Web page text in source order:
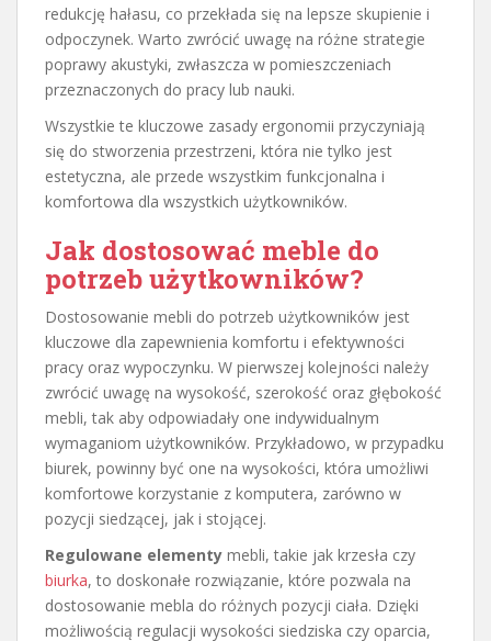
redukcję hałasu, co przekłada się na lepsze skupienie i
odpoczynek. Warto zwrócić uwagę na różne strategie
poprawy akustyki, zwłaszcza w pomieszczeniach
przeznaczonych do pracy lub nauki.
Wszystkie te kluczowe zasady ergonomii przyczyniają
się do stworzenia przestrzeni, która nie tylko jest
estetyczna, ale przede wszystkim funkcjonalna i
komfortowa dla wszystkich użytkowników.
Jak dostosować meble do
potrzeb użytkowników?
Dostosowanie mebli do potrzeb użytkowników jest
kluczowe dla zapewnienia komfortu i efektywności
pracy oraz wypoczynku. W pierwszej kolejności należy
zwrócić uwagę na wysokość, szerokość oraz głębokość
mebli, tak aby odpowiadały one indywidualnym
wymaganiom użytkowników. Przykładowo, w przypadku
biurek, powinny być one na wysokości, która umożliwi
komfortowe korzystanie z komputera, zarówno w
pozycji siedzącej, jak i stojącej.
Regulowane elementy mebli, takie jak krzesła czy
biurka, to doskonałe rozwiązanie, które pozwala na
dostosowanie mebla do różnych pozycji ciała. Dzięki
możliwością regulacji wysokości siedziska czy oparcia,